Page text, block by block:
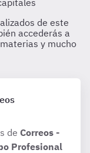
de Correos -
Profesional